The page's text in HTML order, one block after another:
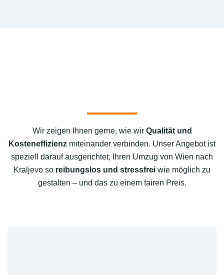
Wir zeigen Ihnen gerne, wie wir Qualität und
Kosteneffizienz miteinander verbinden. Unser Angebot ist
speziell darauf ausgerichtet, Ihren Umzug von Wien nach
Kraljevo so reibungslos und stressfrei wie möglich zu
gestalten – und das zu einem fairen Preis.